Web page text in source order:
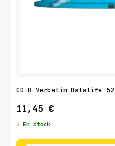
CD-R Verbatim Datalife
11,45 €
✓ En stock